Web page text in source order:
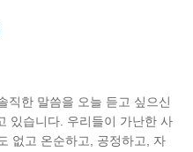
직한 말씀을 오늘 듣고 싶으신
있습니다. 우리들이 가난한 사
없고 온순하고, 공정하고, 자